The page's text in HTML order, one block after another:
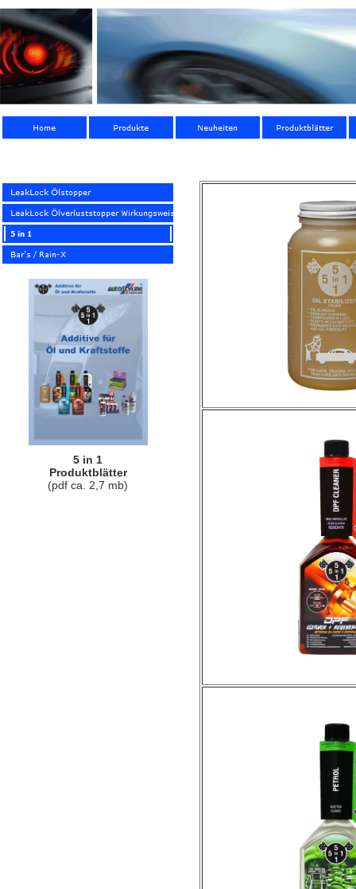
5 in 1
Produktblätter
(pdf ca. 2,7 mb)